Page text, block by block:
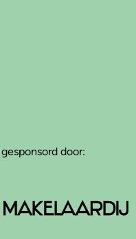
door: